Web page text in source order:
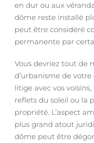
en dur ou aux
dôme reste installé
peut être considéré
permanente par
Vous devriez tout de
d’urbanisme de
litige avec vos
reflets du soleil ou la
propriété. L’aspect
plus grand atout
dôme peut être